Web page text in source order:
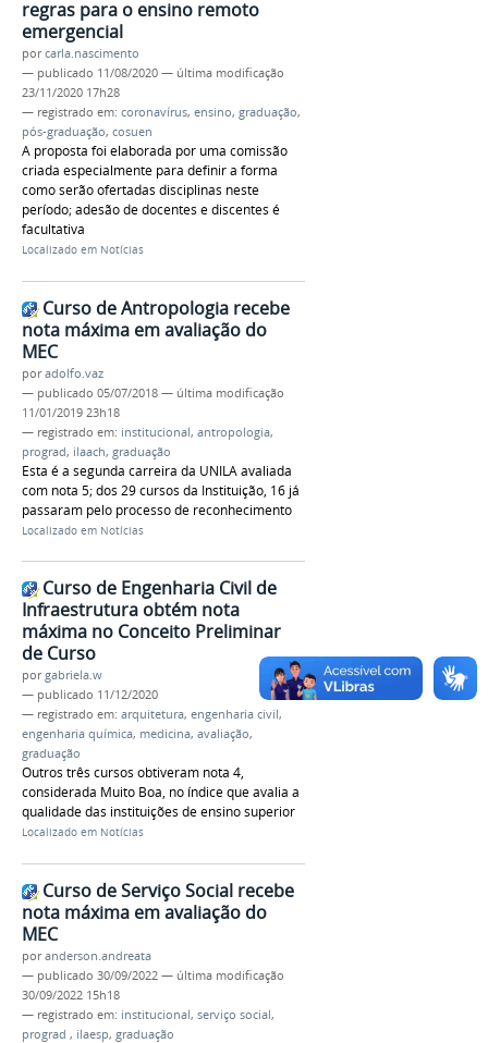
regras para o ensino remoto
emergencial
porcarla.nascimento
— publicado 11/08/2020 — última modificação
23/11/2020 17h28
— registrado em: coronavírus, ensino, graduação,
pós-graduação, cosuen
A proposta foi elaborada por uma comissão
criada especialmente para definir a forma
como serão ofertadas disciplinas neste
período; adesão de docentes e discentes é
facultativa
Localizado em Notícias
Curso de Antropologia recebe
nota máxima em avaliação do
MEC
poradolfo.vaz
— publicado 05/07/2018 — última modificação
11/01/2019 23h18
— registrado em: institucional, antropologia,
prograd, ilaach, graduação
Esta é a segunda carreira da UNILA avaliada
com nota 5; dos 29 cursos da Instituição, 16 já
passaram pelo processo de reconhecimento
Localizado em Notícias
Curso de Engenharia Civil de
Infraestrutura obtém nota
máxima no Conceito Preliminar
de Curso
porgabriela.w
— publicado 11/12/2020
— registrado em: arquitetura, engenharia civil,
engenharia química, medicina, avaliação,
graduação
Outros três cursos obtiveram nota 4,
considerada Muito Boa, no índice que avalia a
qualidade das instituições de ensino superior
Localizado em Notícias
Curso de Serviço Social recebe
nota máxima em avaliação do
MEC
poranderson.andreata
— publicado 30/09/2022 — última modificação
30/09/2022 15h18
— registrado em: institucional, serviço social,
prograd , ilaesp, graduação